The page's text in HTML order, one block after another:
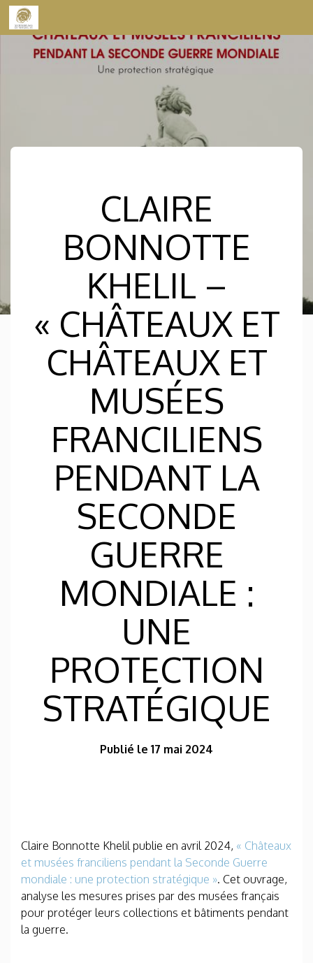
Skip to content
CLAIRE
BONNOTTE
KHELIL –
« CHÂTEAUX ET
CHÂTEAUX ET
MUSÉES
FRANCILIENS
PENDANT LA
SECONDE
GUERRE
MONDIALE :
UNE
PROTECTION
STRATÉGIQUE
Publié le 17 mai 2024
Claire Bonnotte Khelil publie en avril 2024, « Châteaux
et musées franciliens pendant la Seconde Guerre
mondiale : une protection stratégique ». Cet ouvrage,
analyse les mesures prises par des musées français
pour protéger leurs collections et bâtiments pendant
la guerre.